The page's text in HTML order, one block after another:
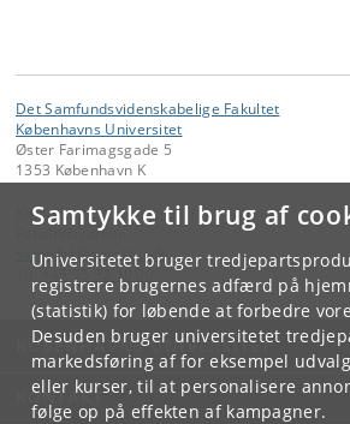
Samtykke til brug af
Universitetet bruger
registrere brugernes adfærd på
(statistik) for løbende at forbedre
Desuden bruger universitetet
markedsføring af for eksempel
eller kurser, til at personalisere
følge op på effekten af kampagner.
Det Samfundsvidenskabelige Fakultet
Københavns Universitet
Øster Farimagsgade 5
1353 København K
Kontakt:
Fakultetsstaben
samf-fak @samf.ku.dk
KØBENHAVNS UNIVERSITET
KONTAKT